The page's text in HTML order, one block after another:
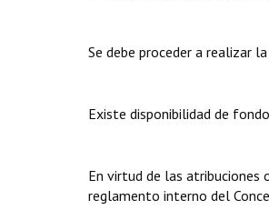
Se debe proceder a realizar
Existe disponibilidad de
En virtud de las atribuciones
reglamento interno del